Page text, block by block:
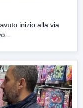
inizio alla via